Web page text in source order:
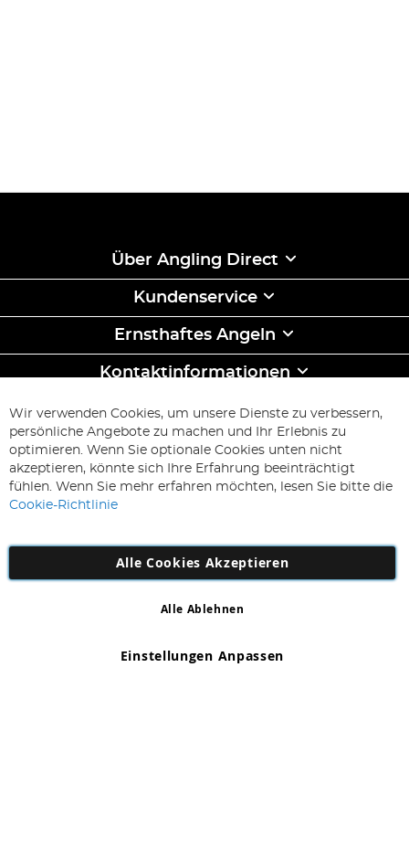
Über Angling Direct
Kundenservice
Ernsthaftes Angeln
Kontaktinformationen
ABONNIEREN & SPAREN
Melden
Sie
unseren
Newsletter
Abonnieren
Firmennummer: 863029607
Wir verwenden Cookies, um unsere Dienste zu verbessern,
persönliche Angebote zu machen und Ihr Erlebnis zu
optimieren. Wenn Sie optionale Cookies unten nicht
akzeptieren, könnte sich Ihre Erfahrung beeinträchtigt
fühlen. Wenn Sie mehr erfahren möchten, lesen Sie bitte die
Cookie-Richtlinie
Alle Cookies Akzeptieren
Einstellungen Anpassen
Alle Ablehnen